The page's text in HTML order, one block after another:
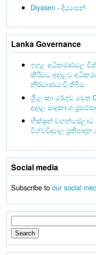
Diyasen - දියසෙන්
Lanka Governance
ඉහළ අධිකරණවල
කිරීමට අදාළව
නිර්මාණය වී තිබීම
ශ්‍රී ලංකා රේගුව වෙත
අදාළ මෘදුකාංග
භික්ෂූන් වහන්සේලාට
විශ්වවිද්‍යාල
Social media
Subscribe toour social